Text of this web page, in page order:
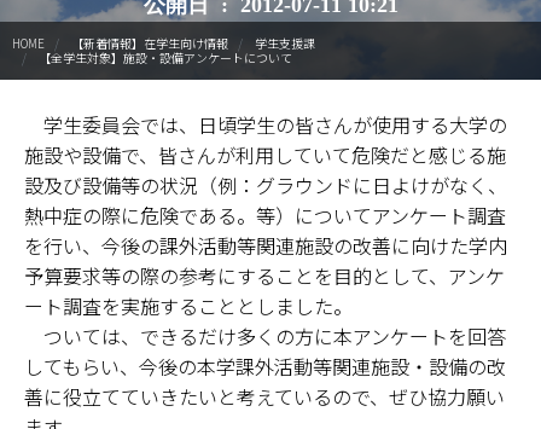
卒業生・修了生の方、現職教員の方へ
自治体・企業の方へ
一般・地域の方へ
教職員の方へ
大学紹介
入試情報
学部・大学院
進路・就職
HOME 【新着情報】在学生向け情報
学生支援課
【全学生対象】施設・設備アンケートについて
学生委員会では、日頃学生の皆さんが使用する大学の
施設や設備で、皆さんが利用していて危険だと感じる施
設及び設備等の状況（例：グラウンドに日よけがなく、
熱中症の際に危険である。等）についてアンケート調査
を行い、今後の課外活動等関連施設の改善に向けた学内
予算要求等の際の参考にすることを目的として、アンケ
ート調査を実施することとしました。
ついては、できるだけ多くの方に本アンケートを回答
してもらい、今後の本学課外活動等関連施設・設備の改
善に役立てていきたいと考えているので、ぜひ協力願い